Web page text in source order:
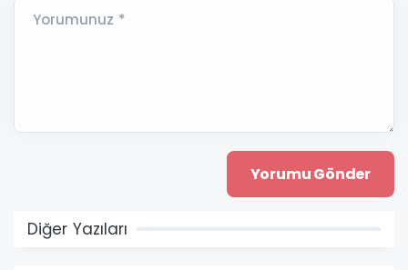
Yorumunuz *
Diğer Yazıları